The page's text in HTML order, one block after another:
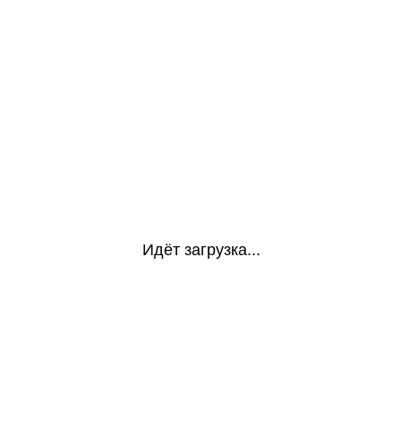
Идёт загрузка...